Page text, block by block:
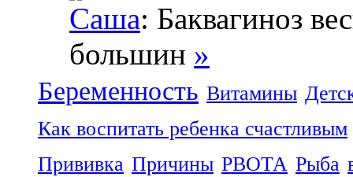
Саша: Баквагиноз
большин »
Беременность Витамины
Как воспитать ребенка счастливым
Прививка Причины РВОТА Рыба